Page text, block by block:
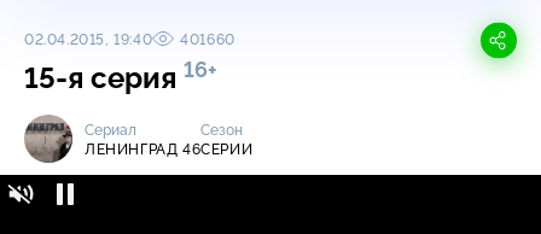
02.04.2015, 19:40 401660
15-я серия 16+
Сериал
ЛЕНИНГРАД 46
Сезон
СЕРИИ